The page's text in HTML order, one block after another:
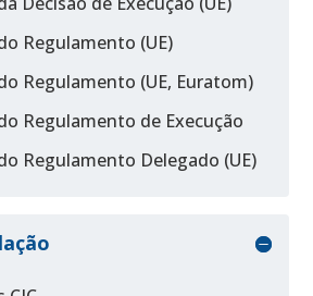
Regulamento (UE)
Regulamento (UE, Euratom)
Regulamento de Execução
Regulamento Delegado (UE)